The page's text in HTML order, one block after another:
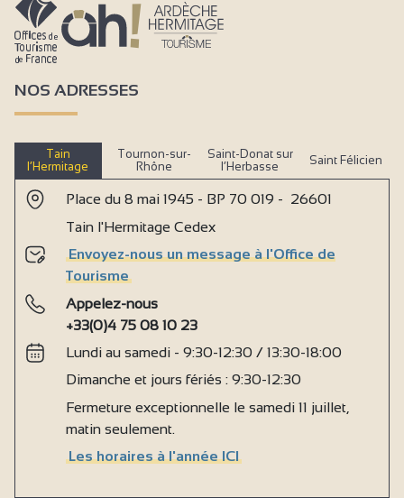
NOS ADRESSES
Tain
l’Hermitage
Tournon-sur-
Rhône
Saint-Donat sur
l’Herbasse
Saint Félicien
Place du 8 mai 1945 - BP 70 019 - 26601
Tain l'Hermitage Cedex
Envoyez-nous un message à l'Office de
Tourisme
Appelez-nous
+33(0)4 75 08 10 23
Lundi au samedi - 9:30-12:30 / 13:30-18:00
Dimanche et jours fériés : 9:30-12:30
Fermeture exceptionnelle le samedi 11 juillet,
matin seulement.
Les horaires à l'année ICI